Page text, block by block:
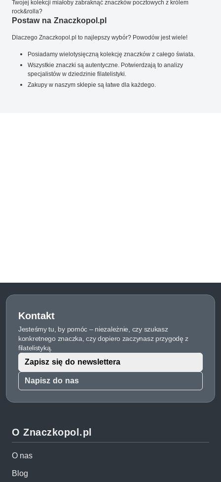
Twojej kolekcji miałoby zabraknąć znaczków pocztowych z królem
rock&rolla?
Postaw na Znaczkopol.pl
Dlaczego Znaczkopol.pl to najlepszy wybór? Powodów jest wiele!
Posiadamy wielotysięczną kolekcję znaczków z całego świata.
Wszystkie znaczki są autentyczne. Potwierdzają to analizy
specjalistów w dziedzinie filatelistyki.
Zakupy w naszym sklepie są łatwe dla każdego.
Kontakt
Jesteśmy tu, by pomóc – niezależnie, czy szukasz
konkretnego znaczka, czy dopiero zaczynasz przygodę z
filatelistyką.
Napisz do nas
Zapisz się do newslettera
O Znaczkopol.pl
O nas
Blog